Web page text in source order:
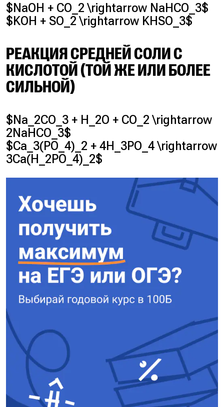
$NaOH + CO_2 \rightarrow NaHCO_3$
$KOH + SO_2 \rightarrow KHSO_3$
РЕАКЦИЯ СРЕДНЕЙ СОЛИ С
КИСЛОТОЙ (ТОЙ ЖЕ ИЛИ БОЛЕЕ
СИЛЬНОЙ)
$Na_2CO_3 + H_2O + CO_2 \rightarrow
2NaHCO_3$
$Ca_3(PO_4)_2 + 4H_3PO_4 \rightarrow
3Ca(H_2PO_4)_2$